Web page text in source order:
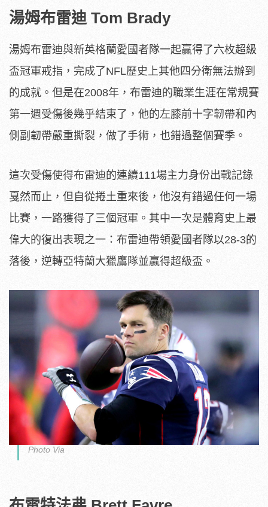
湯姆布雷迪 Tom Brady
湯姆布雷迪與新英格蘭愛國者隊一起贏得了六枚超級
盃冠軍戒指，完成了NFL歷史上其他四分衛無法辦到
的成就。但是在2008年，布雷迪的職業生涯在常規賽
第一週受傷後幾乎結束了，他的左膝前十字韌帶和內
側副韌帶嚴重撕裂，做了手術，也錯過整個賽季。
這次受傷使得布雷迪的連續111場主力身份出戰記錄
戛然而止，但自從捲土重來後，他沒有錯過任何一場
比賽，一路獲得了三個冠軍。其中一次是體育史上最
偉大的復出表現之一：布雷迪帶領愛國者隊以28-3的
落後，逆轉亞特蘭大獵鷹隊並贏得超級盃。
Photo Via